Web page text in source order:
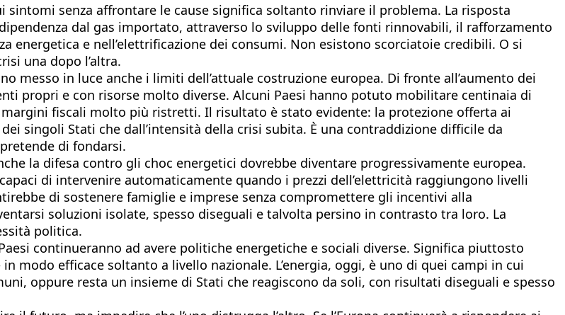
senza affrontare le cause significa soltanto rinviare il problema. La risposta
dal gas importato, attraverso lo sviluppo delle fonti rinnovabili, il rafforzamento
energetica e nell’elettrificazione dei consumi. Non esistono scorciatoie credibili. O si
una dopo l’altra.
messo in luce anche i limiti dell’attuale costruzione europea. Di fronte all’aumento dei
propri e con risorse molto diverse. Alcuni Paesi hanno potuto mobilitare centinaia di
fiscali molto più ristretti. Il risultato è stato evidente: la protezione offerta ai
singoli Stati che dall’intensità della crisi subita. È una contraddizione difficile da
di fondarsi.
la difesa contro gli choc energetici dovrebbe diventare progressivamente europea.
di intervenire automaticamente quando i prezzi dell’elettricità raggiungono livelli
di sostenere famiglie e imprese senza compromettere gli incentivi alla
soluzioni isolate, spesso diseguali e talvolta persino in contrasto tra loro. La
politica.
continueranno ad avere politiche energetiche e sociali diverse. Significa piuttosto
modo efficace soltanto a livello nazionale. L’energia, oggi, è uno di quei campi in cui
oppure resta un insieme di Stati che reagiscono da soli, con risultati diseguali e spesso